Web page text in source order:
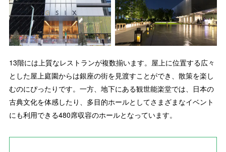
13階には上質なレストランが複数揃います。屋上に位置する広々
とした屋上庭園からは銀座の街を見渡すことができ、散策を楽し
むのにぴったりです。一方、地下にある観世能楽堂では、日本の
古典文化を体感したり、多目的ホールとしてさまざまなイベント
にも利用できる480席収容のホールとなっています。